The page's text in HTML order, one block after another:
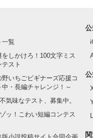
一覧
をしかけろ！100文字ミス
スト
野いちごビギナーズ応援コ
中・長編チャレンジ！～
気味なテスト、募集中。
ッ！こわい短編コンテス
公